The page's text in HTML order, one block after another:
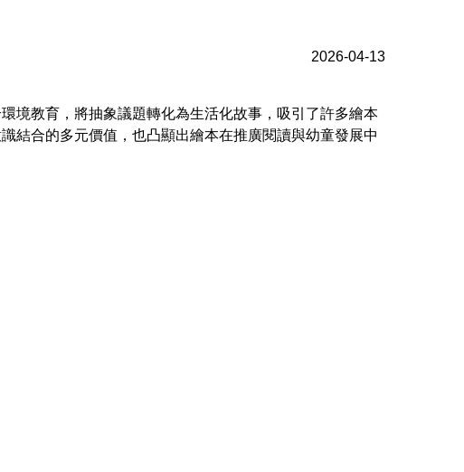
2026-04-13
境教育，將抽象議題轉化為生活化故事，吸引了許多繪本
結合的多元價值，也凸顯出繪本在推廣閱讀與幼童發展中